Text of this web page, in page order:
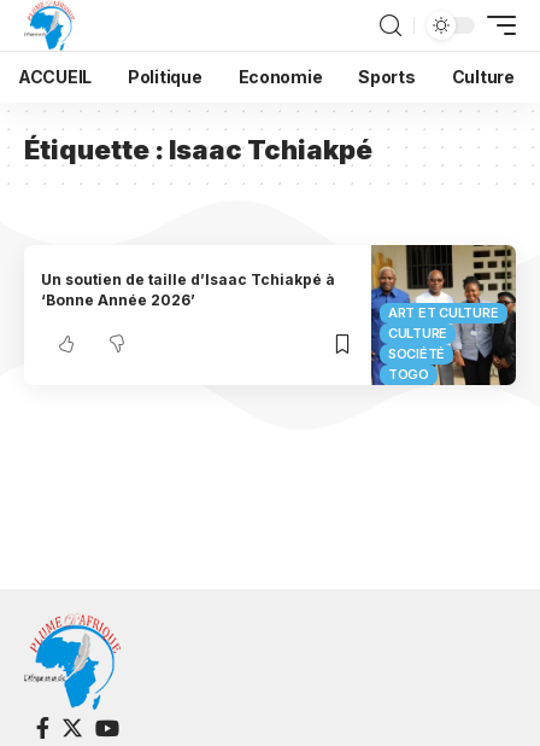
ACCUEIL Politique Economie Sports Culture
Étiquette : Isaac Tchiakpé
ART ET CULTURE
CULTURE
SOCIÉTÉ
TOGO
Un soutien de taille d’Isaac Tchiakpé à
‘Bonne Année 2026’